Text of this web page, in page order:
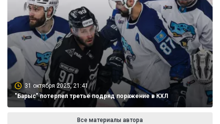
31 октября 2025, 21:41
"Барыс" потерпел третье подряд поражение в КХЛ
Все материалы автора